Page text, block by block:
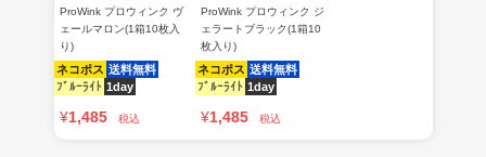
ProWink プロウィンク ヴ
ェールマロン(1箱10枚入
り)
ネコポス 送料無料
ﾌﾞﾙｰﾗｲﾄ 1day
¥1,485 税込
ProWink プロウィンク ジ
ェラートブラック(1箱10
枚入り)
ネコポス 送料無料
ﾌﾞﾙｰﾗｲﾄ 1day
¥1,485 税込